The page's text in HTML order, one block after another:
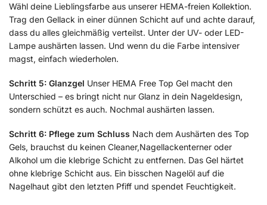
Wähl deine Lieblingsfarbe aus unserer HEMA-freien Kollektion.
Trag den Gellack in einer dünnen Schicht auf und achte darauf,
dass du alles gleichmäßig verteilst. Unter der UV- oder LED-
Lampe aushärten lassen. Und wenn du die Farbe intensiver
magst, einfach wiederholen.
Schritt 5: Glanzgel Unser HEMA Free Top Gel macht den
Unterschied – es bringt nicht nur Glanz in dein Nageldesign,
sondern schützt es auch. Nochmal aushärten lassen.
Schritt 6: Pflege zum Schluss Nach dem Aushärten des Top
Gels, brauchst du keinen Cleaner,Nagellackenterner oder
Alkohol um die klebrige Schicht zu entfernen. Das Gel härtet
ohne klebrige Schicht aus. Ein bisschen Nagelöl auf die
Nagelhaut gibt den letzten Pfiff und spendet Feuchtigkeit.